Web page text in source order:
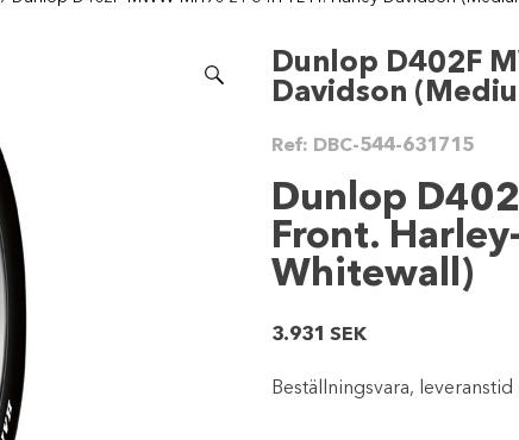
Dunlop D402F
Davidson
Ref: DBC-544-631715
Dunlop
Front.
Whitewall)
3.931 SEK
Beställningsvara, leveranstid